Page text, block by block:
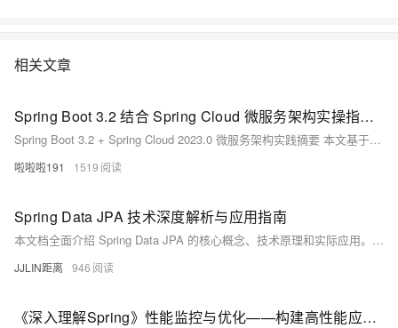
相关文章
Spring Boot 3.2 结合 Spring Cloud 微服务架构实操指南 现代分布式应用系统构建实战教程
Spring Boot 3.2 + Spring Cloud 2023.0 微服务架构实践摘要 本文基于Spring Boot 3.2.5和Spring Cloud 2023.0.1最新稳定版本，演示现代微服务架构的构建过程。主要内容包括： 技术栈选择：采用Spring Cloud Netflix Eureka 4.1.0作为服务注册中心，Resilience4j 2.1.0替代Hystrix实现熔断机制，配合OpenFeign和Gateway等组件。 核心实操步骤： 搭建Eureka注册中心服务 构建商品
啦啦啦191 1519
Spring Data JPA 技术深度解析与应用指南
本文档全面介绍 Spring Data JPA 的核心概念、技术原理和实际应用。作为 Spring 生态系统中数据访问层的关键组件，Spring Data JPA 极大简化了 Java 持久层开发。本文将深入探讨其架构设计、核心接口、查询派生机制、事务管理以及与 Spring 框架的集成方式，并通过实际示例展示如何高效地使用这一技术。本文档约1500字，适合有一定 Spring 和 JPA 基础的开发者阅读。
JJLIN距离 946
《深入理解Spring》性能监控与优化——构建高性能应用的艺术